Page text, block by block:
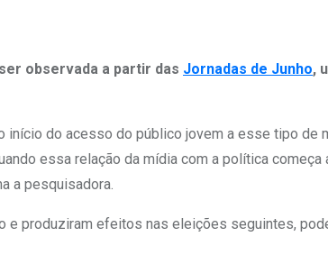
observada a partir das Jornadas de Junho,
do acesso do público jovem a esse tipo de
essa relação da mídia com a política
a pesquisadora.
produziram efeitos nas eleições seguintes,